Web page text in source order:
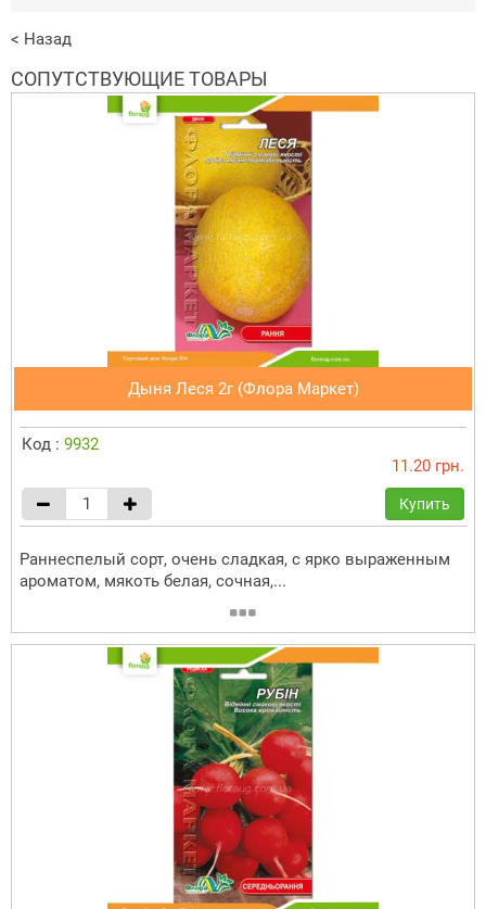
< Назад
СОПУТСТВУЮЩИЕ ТОВАРЫ
Дыня Леся 2г (Флора Маркет)
Код : 9932
11.20 грн.
Купить
Раннеспелый сорт, очень сладкая, с ярко выраженным
ароматом, мякоть белая, сочная,...